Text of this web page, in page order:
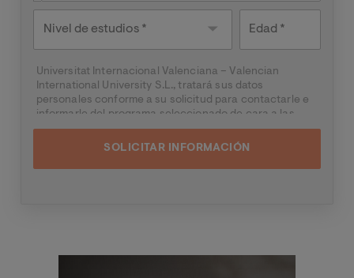
Edad
Universitat Internacional Valenciana – Valencian
International University S.L., tratará sus datos
personales conforme a su solicitud para contactarle e
informarle del programa seleccionado de cara a las
dos próximas convocatorias del mismo, pudiendo
contactar con usted a través de medios electrónicos
telefónicos, siendo eliminados una vez facilitada dicha
mediante carta a Universitat Internacional Valenciana